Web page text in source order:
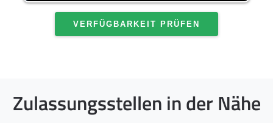
VERFÜGBARKEIT PRÜFEN
Zulassungsstellen in der Nähe